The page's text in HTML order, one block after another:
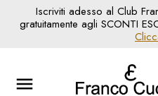
Iscriviti adesso al Club
gratuitamente agli SCONTI